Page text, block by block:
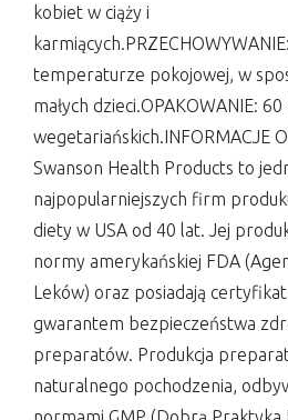
kobiet w ciąży i
temperaturze pokojowej, w
małych dzieci.OPAKOWANIE: 60
wegetariańskich.INFORMACJE
Swanson Health Products to
najpopularniejszych firm
diety w USA od 40 lat. Jej
normy amerykańskiej FDA
Leków) oraz posiadają
gwarantem bezpieczeństwa
preparatów. Produkcja
naturalnego pochodzenia,